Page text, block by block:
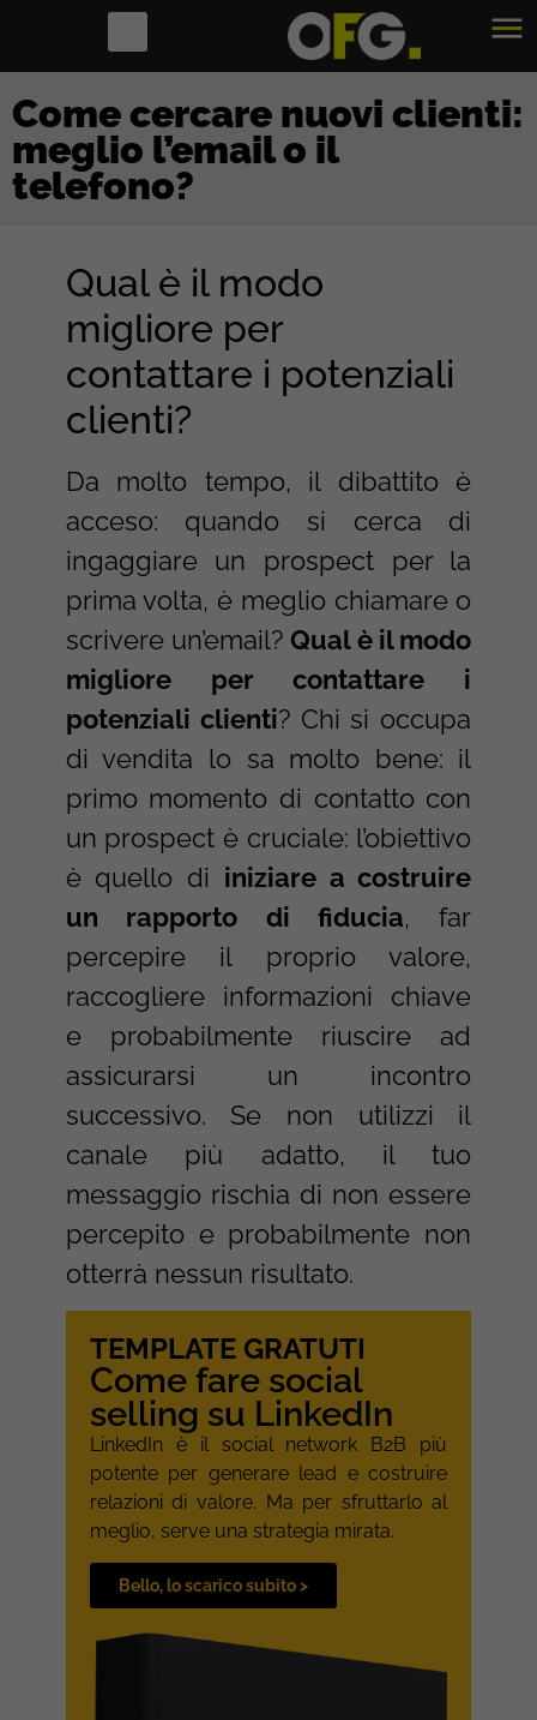
Come cercare nuovi clienti:
meglio l’email o il
telefono?
Qual è il modo
migliore per
contattare i potenziali
clienti?
Da molto tempo, il dibattito è
acceso: quando si cerca di
ingaggiare un prospect per la
prima volta, è meglio chiamare o
scrivere un’email?Qual è il modo
migliore per contattare i
potenziali clienti? Chi si occupa
di vendita lo sa molto bene: il
primo momento di contatto con
un prospect è cruciale: l’obiettivo
è quello di iniziare a costruire
un rapporto di fiducia, far
percepire il proprio valore,
raccogliere informazioni chiave
e probabilmente riuscire ad
assicurarsi un incontro
successivo. Se non utilizzi il
canale più adatto, il tuo
messaggio rischia di non essere
percepito e probabilmente non
otterrà nessun risultato.
TEMPLATE GRATUTI
Come fare social
selling su LinkedIn
LinkedIn è il social network B2B più
potente per generare lead e costruire
relazioni di valore. Ma per sfruttarlo al
meglio, serve una strategia mirata.
Bello, lo scarico subito >